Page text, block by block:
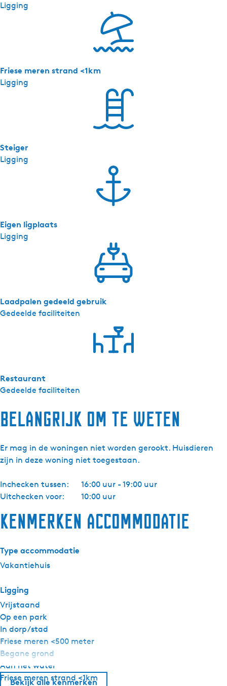
Ligging
Ligging
Friese meren strand <1km
Ligging
Steiger
Ligging
Eigen ligplaats
Gedeelde faciliteiten
Laadpalen gedeeld gebruik
Gedeelde faciliteiten
Restaurant
Belangrijk om te weten
Er mag in de woningen niet worden gerookt. Huisdieren
zijn in deze woning niet toegestaan.
Inchecken tussen:
16:00 uur - 19:00 uur
Uitchecken voor:
10:00 uur
Kenmerken accommodatie
Type accommodatie
Vakantiehuis
Ligging
Vrijstaand
Op een park
In dorp/stad
Friese meren <500 meter
Begane grond
Aan het water
Friese meren strand <1km
Bekijk alle kenmerken